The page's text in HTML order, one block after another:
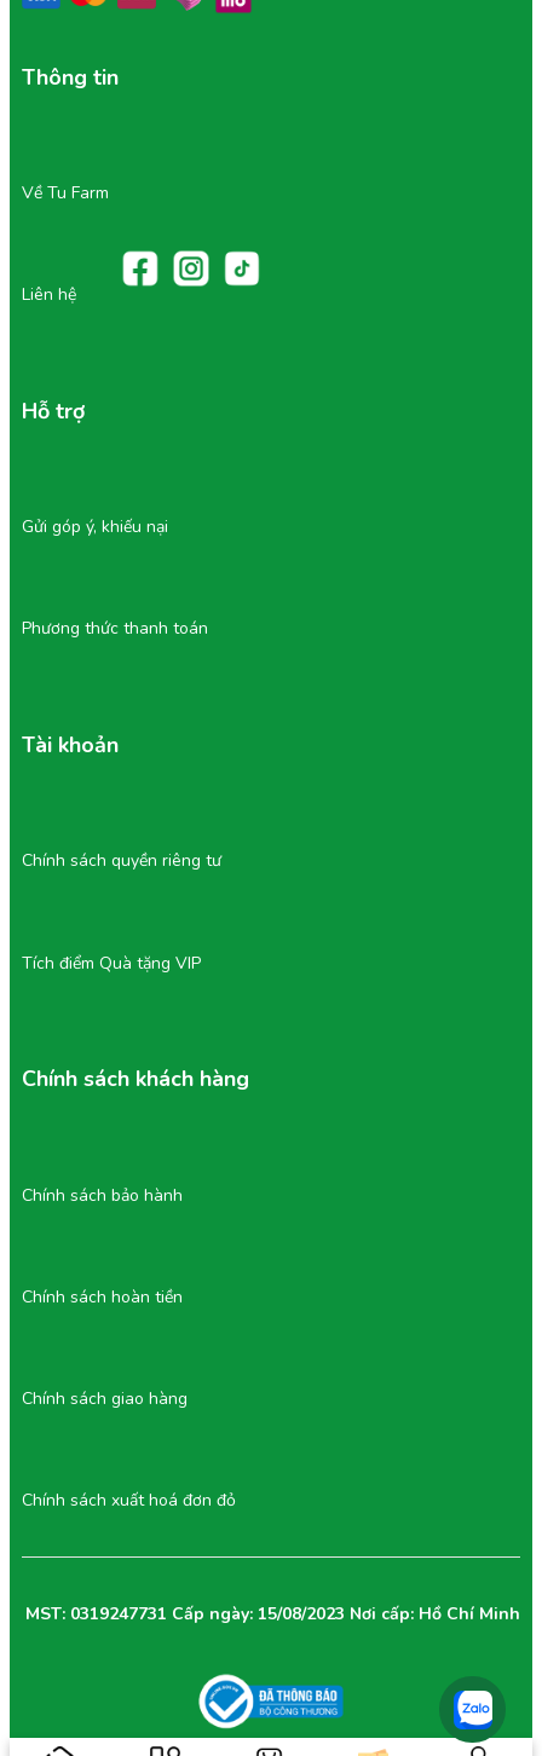
MST: 0319247731 Cấp ngày: 15/08/2023 Nơi cấp: Hồ Chí Minh
Thông tin
Về Tu Farm
Liên hệ
Hỗ trợ
Chính sách khách hàng
Chính sách bảo hành
Chính sách hoàn tiền
Chính sách giao hàng
Chính sách xuất hoá đơn đỏ
Tích điểm Quà tặng VIP
Chính sách quyền riêng tư
Tài khoản
Phương thức thanh toán
Gửi góp ý, khiếu nại